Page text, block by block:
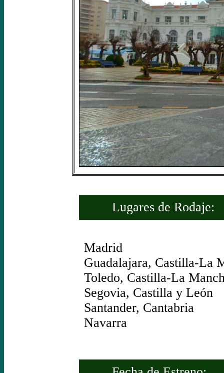
Lugares de Rodaje:
Madrid
Guadalajara, Castilla-La
Toledo, Castilla-La
Segovia, Castilla y León
Santander, Cantabria
Navarra